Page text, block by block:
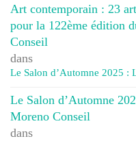
Art contemporain : 23
pour la 122ème édition
Conseil
dans
Le Salon d’Automne 2025 :
Le Salon d’Automne
Moreno Conseil
dans